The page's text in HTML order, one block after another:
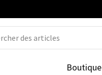
CONTENU
Boutique